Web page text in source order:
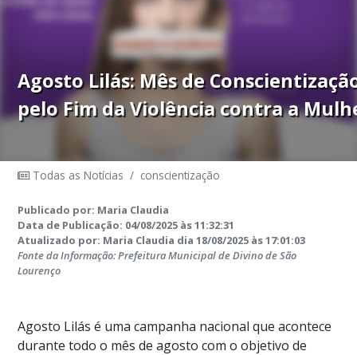
Agosto Lilás: Mês de
pelo Fim da Violência contra a
Todas as Notícias / conscientização
Publicado por: Maria Claudia
Data de Publicação: 04/08/2025 às 11:32:31
Atualizado por: Maria Claudia dia 18/08/2025 às 17:01:03
Fonte da Informação: Prefeitura Municipal de Divino de São
Lourenço
Agosto Lilás é uma campanha nacional que acontece
durante todo o mês de agosto com o objetivo de